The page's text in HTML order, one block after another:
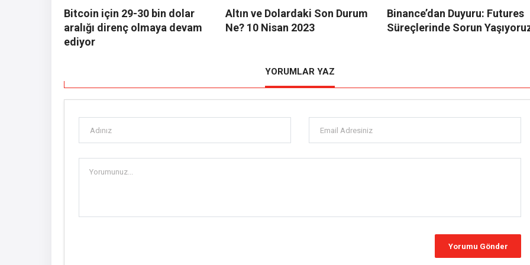
Bitcoin için 29-30 bin dolar
aralığı direnç olmaya devam
ediyor
Altın ve Dolardaki Son Durum
Ne? 10 Nisan 2023
Binance’dan Duyuru: Futures
Süreçlerinde Sorun
YORUMLAR YAZ